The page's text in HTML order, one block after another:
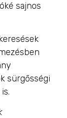
sajnos
sürgősségi